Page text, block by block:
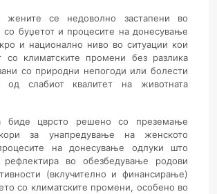
се недоволно застапени во
со буџетот и процесите на донесување
и национално ниво во ситуации кои
со климатските промени без разлика
со природни непогоди или болести
од слабиот квалитет на животната
цврсто решено со преземање
за унапредување на женското
на донесување одлуки што
во обезбедување родови
(вклучително и финансирање)
со климатските промени, особено во